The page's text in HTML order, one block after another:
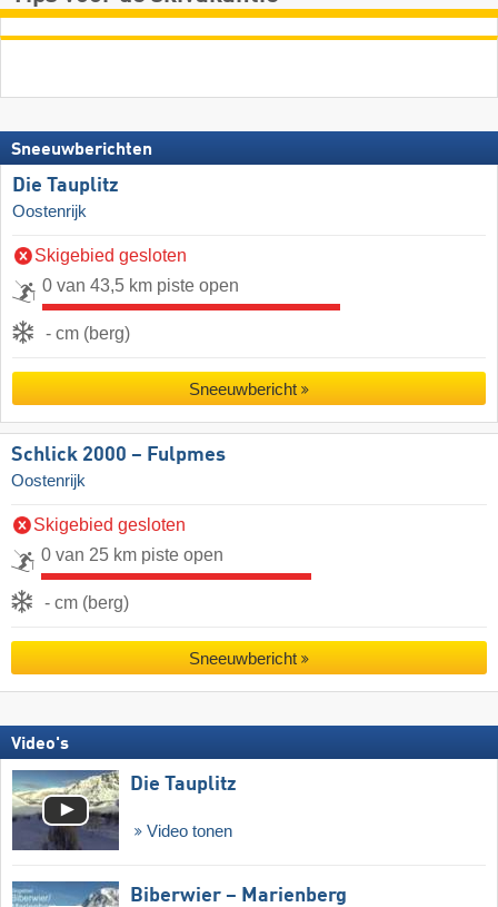
Sneeuwberichten
Die Tauplitz
Oostenrijk
Skigebied gesloten
0 van 43,5 km piste open
- cm (berg)
Sneeuwbericht
Schlick 2000 – Fulpmes
Oostenrijk
Skigebied gesloten
0 van 25 km piste open
- cm (berg)
Sneeuwbericht
Video's
Die Tauplitz
Video tonen
Biberwier – Marienberg